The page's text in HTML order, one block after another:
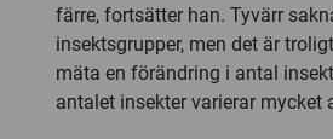
färre, fortsätter han. Tyvärr
insektsgrupper, men det är
mäta en förändring i antal
antalet insekter varierar mycket